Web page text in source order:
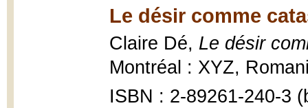
Le désir comme
Claire Dé, Le désir
Montréal : XYZ,
ISBN : 2-89261-240-3